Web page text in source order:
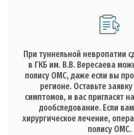
При туннельной невропатии
в ГКБ им. В.В. Вересаева
полису ОМС, даже если вы
регионе. Оставьте
симптомов, и вас пригласят
дообследование. Если
хирургическое лечение,
полису ОМС.